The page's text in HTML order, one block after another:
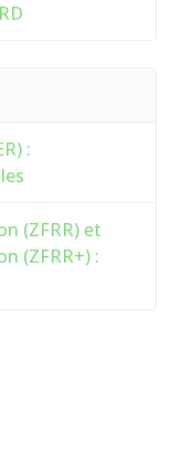
:
(ZFRR) et
(ZFRR+) :